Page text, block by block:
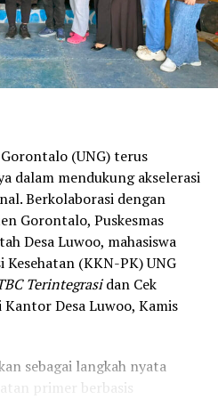
Kota Gorontalo menjadi
tersebut yang
Sementara kabupaten lain
kategori “Berkembang”
sebagaimana dipaparkan
Wawali Indra Gobel
ini membuktikan bahwa
serta inklusivitas
di Kota Gorontalo
keberhasilan pemerintah
agar makin
(UNG) terus
dalam mendukung akselerasi
Berkolaborasi dengan
Gorontalo, Puskesmas
Desa Luwoo, mahasiswa
(KKN-PK) UNG
Terintegrasidan Cek
Kantor Desa Luwoo, Kamis
sebagai langkah nyata
primer berbasis